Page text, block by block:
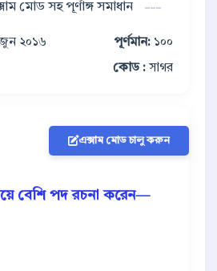
মোড সহ পূর্ণাঙ্গ সমাধান
২০১৬ পূর্ণমান: ১০০
কোড : সাগর
এক্সাম মোড চালু করুন
বেশি পদ রচনা করেন—